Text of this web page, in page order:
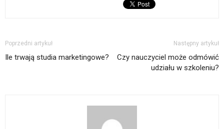
Poprzedni artykuł
Ile trwają studia marketingowe?
Następny artykuł
Czy nauczyciel może odmówić
udziału w szkoleniu?